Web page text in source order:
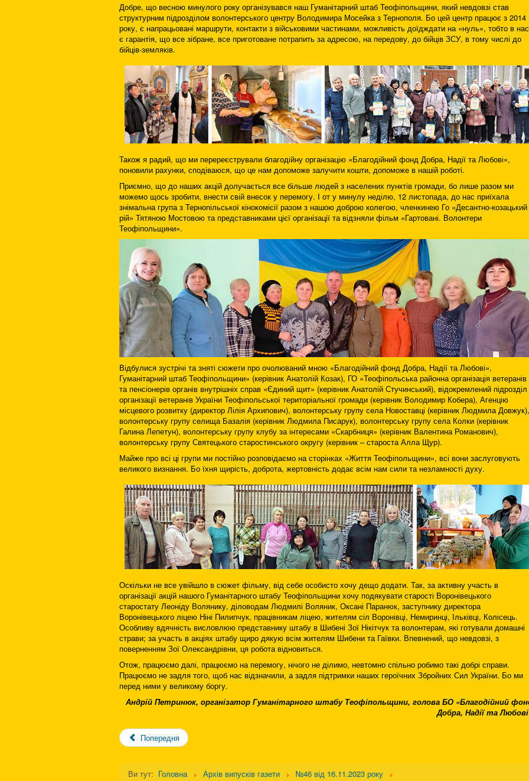
Добре, що весною минулого року організувався наш Гуманітарний штаб Теофіпольщини, який невдовзі став
структурним підрозділом волонтерського центру Володимира Мосейка з Тернополя. Бо цей центр працює з 2014
року, є напрацьовані маршрути, контакти з військовими частинами, можливість доїдждати на «нуль», тобто в нас
є гарантія, що все зібране, все приготоване потрапить за адресою, на передову, до бійців ЗСУ, в тому числі до
бійців-земляків.
Також я радий, що ми перереєстрували благодійну організацію «Благодійний фонд Добра, Надії та Любові»,
поновили рахунки, сподіваюся, що це нам допоможе залучити кошти, допоможе в нашій роботі.
Приємно, що до наших акцій долучається все більше людей з населених пунктів громади, бо лише разом ми
можемо щось зробити, внести свій внесок у перемогу. І от у минулу неділю, 12 листопада, до нас приїхала
знімальна група з Тернопільської кінокомісії разом з нашою доброю колегою, членкинею Го «Десантно-козацький
рій» Тятяною Мостовою та представниками цієї організації та відзняли фільм «Гартовані. Волонтери
Теофіпольщини».
Відбулися зустрічі та зняті сюжети про очолюваний мною «Благодійний фонд Добра, Надії та Любові»,
Гуманітарний штаб Теофіпольщини» (керівник Анатолій Козак), ГО «Теофіпольська районна організація ветеранів
та пенсіонерів органів внутрішніх справ «Єдиний щит» (керівник Анатолій Стучинський), відокремлений підрозділ
організації ветеранів України Теофіпольської територіальної громади (керівник Володимир Кобера), Агенцію
місцевого розвитку (директор Лілія Архипович), волонтерську групу села Новоставці (керівник Людмила Довжук),
волонтерську групу селища Базалія (керівник Людмила Писарук), волонтерську групу села Колки (керівник
Галина Лепетун), волонтерську групу клубу за інтересами «Скарбниця» (керівник Валентина Романович),
волонтерську групу Святецького старостинського округу (керівник – староста Алла Щур).
Майже про всі ці групи ми постійно розповідаємо на сторінках «Життя Теофіпольщини», всі вони заслуговують
великого визнання. Бо їхня щирість, доброта, жертовність додає всім нам сили та незламності духу.
Оскільки не все увійшло в сюжет фільму, від себе особисто хочу дещо додати. Так, за активну участь в
організації акцій нашого Гуманітарного штабу Теофіпольщини хочу подякувати старості Воронівецького
старостату Леоніду Волянику, діловодам Людмилі Воляник, Оксані Паранюк, заступнику директора
Воронівецького ліцею Ніні Пилипчук, працівникам ліцею, жителям сіл Воронівці, Немиринці, Ільківці, Колісець.
Особливу вдячність висловлюю представнику штабу в Шибені Зої Нікітчук та волонтерам, які готували домашні
страви; за участь в акціях штабу щиро дякую всім жителям Шибени та Гаївки. Впевнений, що невдовзі, з
поверненням Зої Олександрівни, ця робота відновиться.
Отож, працюємо далі, працюємо на перемогу, нічого не ділимо, невтомно спільно робимо такі добрі справи.
Працюємо не задля того, щоб нас відзначили, а задля підтримки наших героїчних Збройних Сил України. Бо ми
перед ними у великому боргу.
Андрій Петринюк, організатор Гуманітарного штабу Теофіпольщини, голова БО «Благодійний
Добра, Надії та
Попередня
Ви тут: Головна Архів випусків газети
№46 від 16.11.2023 року